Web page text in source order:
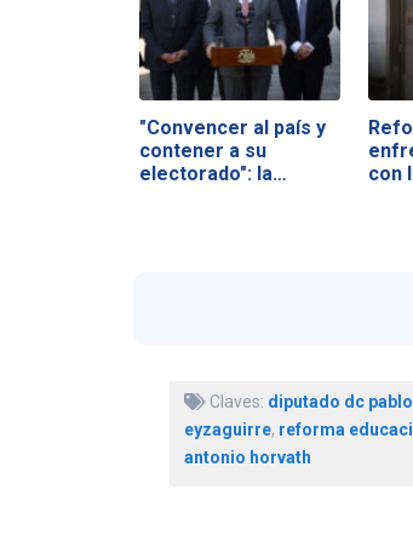
"Convencer al país y
contener a su
electorado": la…
con
Claves: diputado dc
eyzaguirre, reforma
antonio horvath